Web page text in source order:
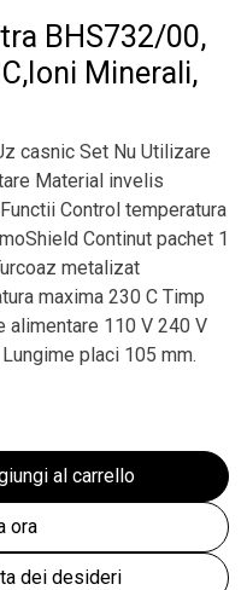
BHS732/00,
Minerali,
casnic Set Nu Utilizare
Material invelis
Control temperatura
Continut pachet 1
metalizat
maxima 230 C Timp
alimentare 110 V 240 V
placi 105 mm.
al carrello
ora
dei desideri